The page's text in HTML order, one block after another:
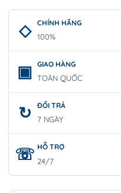
CHÍNH HÃNG
100%
GIAO HÀNG
TOÀN QUỐC
ĐỔI TRẢ
7 NGÀY
HỖ TRỢ
24/7